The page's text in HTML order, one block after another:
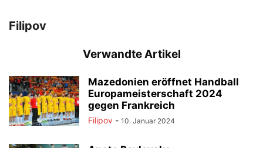
Filipov
Verwandte Artikel
Mazedonien eröffnet Handball
Europameisterschaft 2024
gegen Frankreich
Filipov - 10. Januar 2024